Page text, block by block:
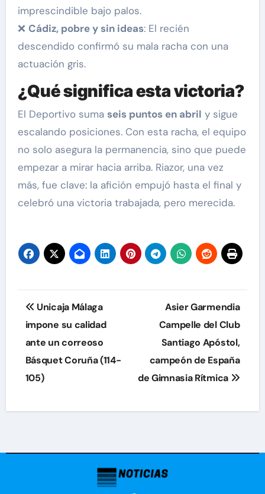
imprescindible bajo palos.
❌ Cádiz, pobre y sin ideas: El recién
descendido confirmó su mala racha con una
actuación gris.
¿Qué significa esta victoria?
El Deportivo suma seis puntos en abril y sigue
escalando posiciones. Con esta racha, el equipo
no solo asegura la permanencia, sino que puede
empezar a mirar hacia arriba. Riazor, una vez
más, fue clave: la afición empujó hasta el final y
celebró una victoria trabajada, pero merecida.
Navegación
de
entradas
Unicaja Málaga
impone su calidad
ante un correoso
Básquet Coruña (114-
105)
Asier Garmendia
Campelle del Club
Santiago Apóstol,
campeón de España
de Gimnasia Rítmica